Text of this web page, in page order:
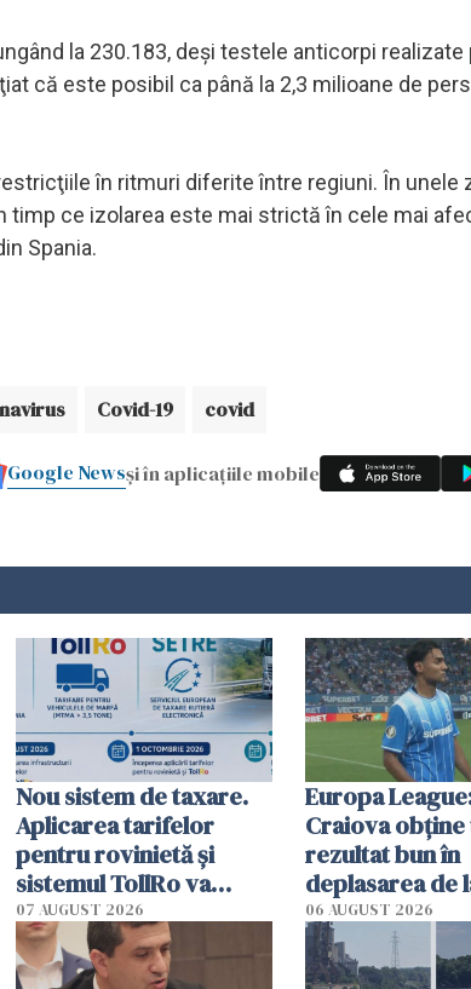
la 230.183, deşi testele anticorpi realizate
că este posibil ca până la 2,3 milioane de
în ritmuri diferite între regiuni. În unele
timp ce izolarea este mai strictă în cele mai
Spania.
Covid-19 covid
Google Newsși în aplicațiile mobile
Nou sistem de taxare.
Aplicarea tarifelor
pentru rovinietă şi
sistemul TollRo va
începe la 1 octombrie
07 AUGUST 2026
Europa
Craiova obține
rezultat bun în
deplasarea de
06 AUGUST 2026